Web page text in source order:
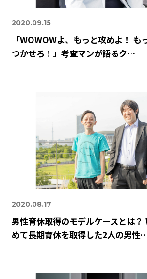
2020.09.15
「WOWOWよ、もっと攻めよ！ も
つかせろ！」――考査マンが語るク…
2020.08.17
男性育休取得のモデルケースとは？
めて長期育休を取得した2人の男性